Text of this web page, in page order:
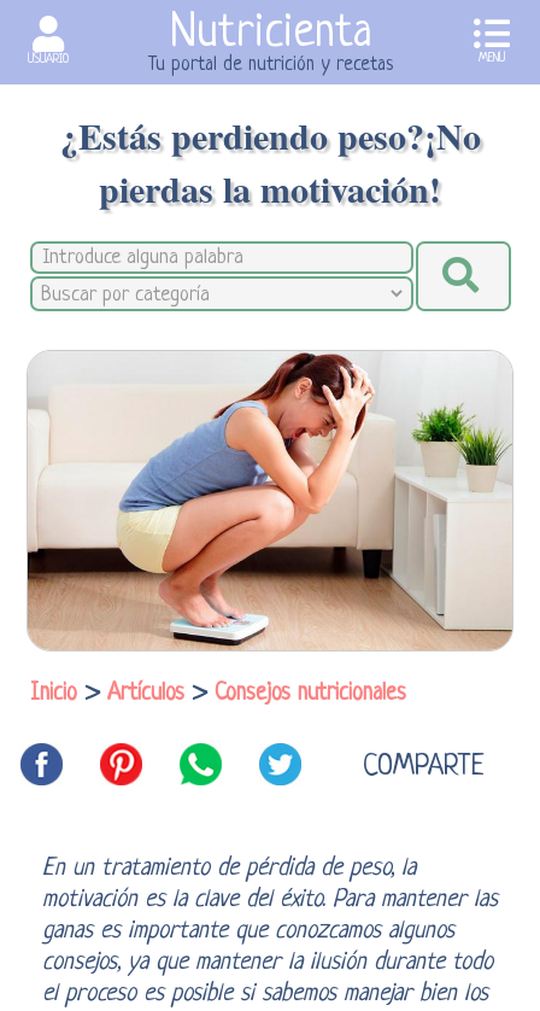
USUARIO
Nutricienta
Tu portal de nutrición y recetas MENU
¿Estás perdiendo peso?¡No
pierdas la motivación!
Inicio > Artículos > Consejos nutricionales
COMPARTE
En un tratamiento de pérdida de peso, la
motivación es la clave del éxito. Para mantener las
ganas es importante que conozcamos algunos
consejos, ya que mantener la ilusión durante todo
el proceso es posible si sabemos manejar bien los